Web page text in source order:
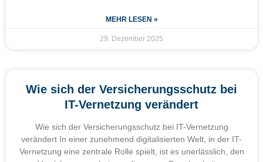
MEHR LESEN »
29. Dezember 2025
Wie sich der Versicherungsschutz bei
IT-Vernetzung verändert
Wie sich der Versicherungsschutz bei IT-Vernetzung
verändert In einer zunehmend digitalisierten Welt, in der IT-
Vernetzung eine zentrale Rolle spielt, ist es unerlässlich, den